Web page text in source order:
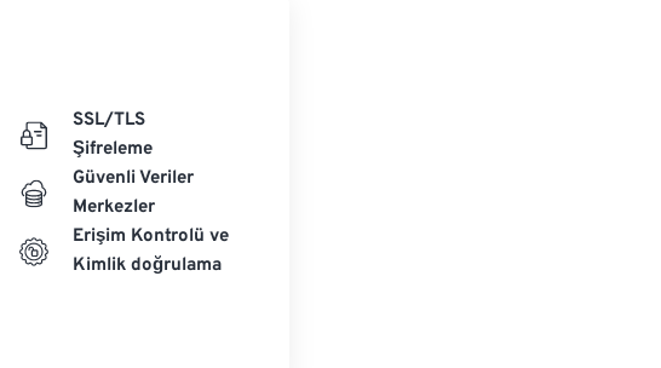
SSL/TLS
Şifreleme
Güvenli Veriler
Merkezler
Erişim Kontrolü ve
Kimlik doğrulama